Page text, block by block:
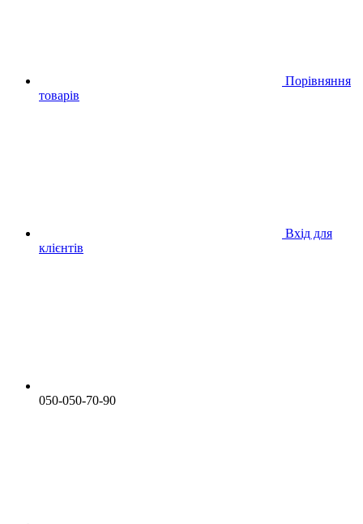
Порівняння
товарів
Вхід для
клієнтів
050-050-70-90